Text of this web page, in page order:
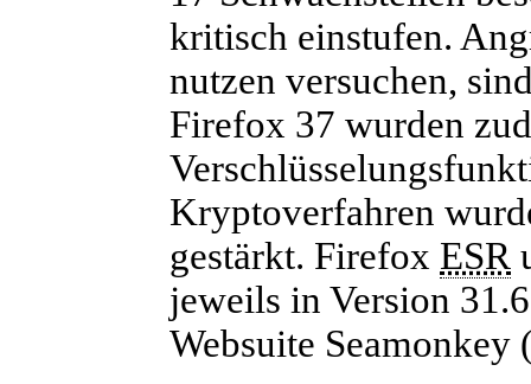
kritisch einstufen.
nutzen versuchen,
Firefox 37 wurden
Kryptoverfahren
gestärkt. Firefox ESR
jeweils in Version
Websuite Seamonkey